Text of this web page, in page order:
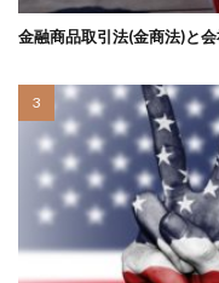
金融商品取引法(金商法)と